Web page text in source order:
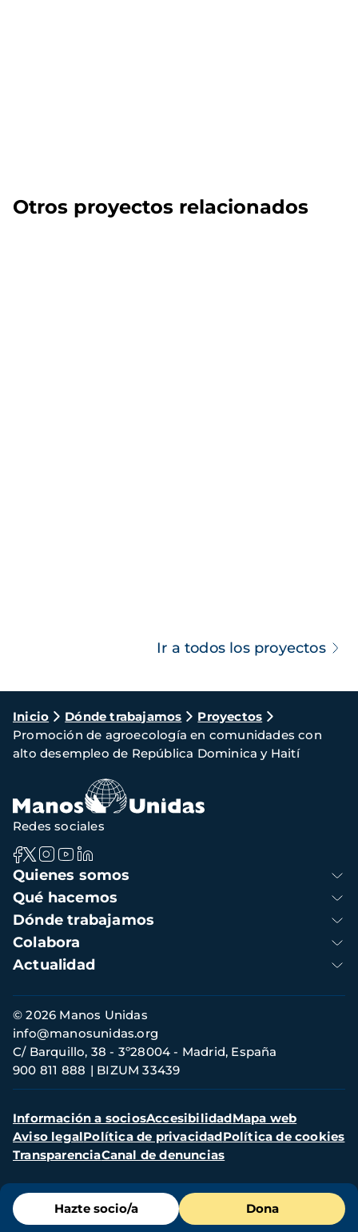
Otros proyectos relacionados
Ir a todos los proyectos
Ruta
de
navegación
Inicio Dónde trabajamos
Proyectos
Promoción de agroecología en comunidades con
alto desempleo de República Dominica y Haití
Menú
de
Hazte socio/a Dona
Navegación
principal
Quienes somos
Qué hacemos
Dónde trabajamos
Colabora
Actualidad
Redes sociales
Información
de
contacto
© 2026 Manos Unidas
C/ Barquillo, 38 - 3º28004 - Madrid, España
900 811 888
BIZUM 33439
info@manosunidas.org
Menú
secundario
Información a sociosAccesibilidadMapa web
Aviso legalPolítica de privacidadPolítica de cookies
TransparenciaCanal de denuncias